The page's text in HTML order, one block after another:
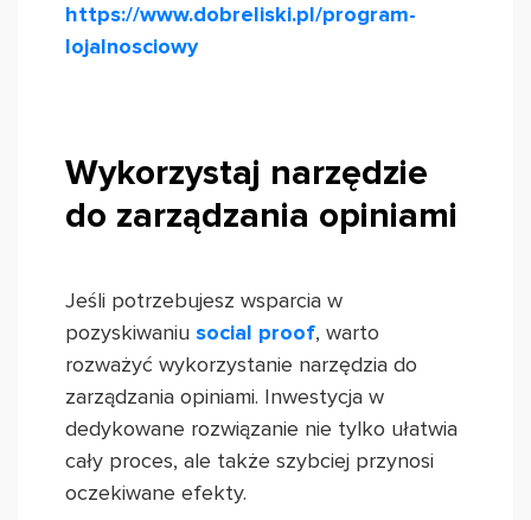
https://www.dobreliski.pl/program-
lojalnosciowy
Wykorzystaj narzędzie
do zarządzania opiniami
Jeśli potrzebujesz wsparcia w
pozyskiwaniu social proof, warto
rozważyć wykorzystanie narzędzia do
zarządzania opiniami. Inwestycja w
dedykowane rozwiązanie nie tylko ułatwia
cały proces, ale także szybciej przynosi
oczekiwane efekty.